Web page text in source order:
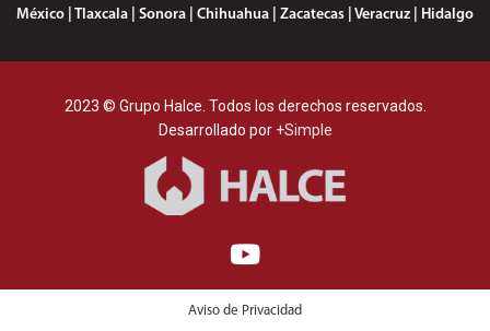
México | Tlaxcala | Sonora | Chihuahua | Zacatecas | Veracruz | Hidalgo
2023 © Grupo Halce. Todos los derechos reservados.
Desarrollado por +Simple
Aviso de Privacidad